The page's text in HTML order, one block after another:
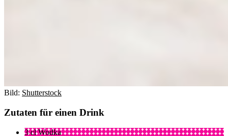
Bild: Shutterstock
Zutaten für einen Drink
3 cl Wodka